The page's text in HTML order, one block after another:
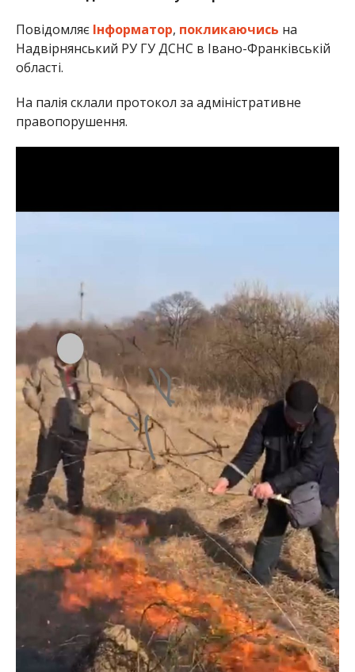
Повідомляє Інформатор, покликаючись на
Надвірнянський РУ ГУ ДСНС в Івано-Франківській
області.
На палія склали протокол за адміністративне
правопорушення.